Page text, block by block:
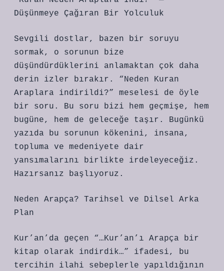
Düşünmeye Çağıran Bir Yolculuk
Sevgili dostlar, bazen bir soruyu
sormak, o sorunun bize
düşündürdüklerini anlamaktan çok daha
derin izler bırakır. “Neden Kuran
Araplara indirildi?” meselesi de öyle
bir soru. Bu soru bizi hem geçmişe, hem
bugüne, hem de geleceğe taşır. Bugünkü
yazıda bu sorunun kökenini, insana,
topluma ve medeniyete dair
yansımalarını birlikte irdeleyeceğiz.
Hazırsanız başlıyoruz.
Neden Arapça? Tarihsel ve Dilsel Arka
Plan
Kur’an’da geçen “…Kur’an’ı Arapça bir
kitap olarak indirdik…” ifadesi, bu
tercihin ilahi sebeplerle yapıldığının